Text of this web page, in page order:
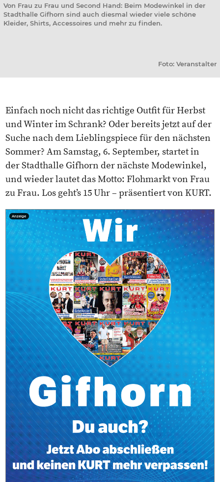
Von Frau zu Frau und Second Hand: Beim Modewinkel in der
Stadthalle Gifhorn sind auch diesmal wieder viele schöne
Kleider, Shirts, Accessoires und mehr zu finden.
Foto: Veranstalter
Einfach noch nicht das richtige Outfit für Herbst
und Winter im Schrank? Oder bereits jetzt auf der
Suche nach dem Lieblingspiece für den nächsten
Sommer? Am Samstag, 6. September, startet in
der Stadthalle Gifhorn der nächste Modewinkel,
und wieder lautet das Motto: Flohmarkt von Frau
zu Frau. Los geht’s 15 Uhr – präsentiert von KURT.
Anzeige